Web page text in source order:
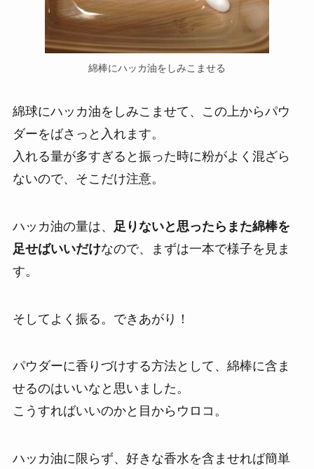
綿棒にハッカ油をしみこませる
綿球にハッカ油をしみこませて、この上からパウ
ダーをばさっと入れます。
入れる量が多すぎると振った時に粉がよく混ざら
ないので、そこだけ注意。
ハッカ油の量は、
足りないと思ったらまた綿棒を
足せばいいだけなので、まずは一本で様子を見ま
す。
そしてよく振る。できあがり！
パウダーに香りづけする方法として、綿棒に含ま
せるのはいいなと思いました。
こうすればいいのかと目からウロコ。
ハッカ油に限らず、好きな香水を含ませれば簡単